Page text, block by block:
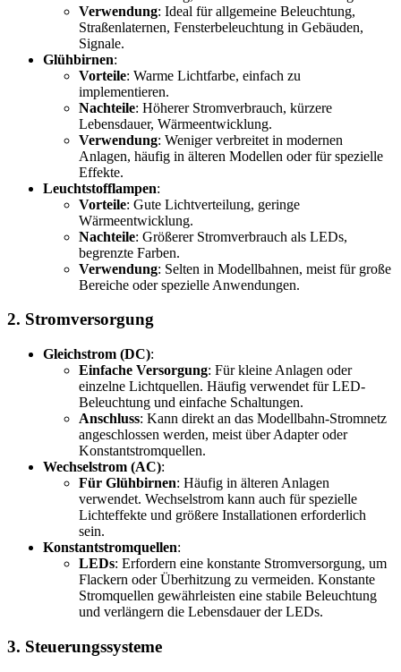
Verwendung: Ideal für allgemeine Beleuchtung,
Straßenlaternen, Fensterbeleuchtung in Gebäuden,
Signale.
Glühbirnen:
Vorteile: Warme Lichtfarbe, einfach zu
implementieren.
Nachteile: Höherer Stromverbrauch, kürzere
Lebensdauer, Wärmeentwicklung.
Verwendung: Weniger verbreitet in modernen
Anlagen, häufig in älteren Modellen oder für spezielle
Effekte.
Leuchtstofflampen:
Vorteile: Gute Lichtverteilung, geringe
Wärmeentwicklung.
Nachteile: Größerer Stromverbrauch als LEDs,
begrenzte Farben.
Verwendung: Selten in Modellbahnen, meist für große
Bereiche oder spezielle Anwendungen.
2. Stromversorgung
Gleichstrom (DC):
Einfache Versorgung: Für kleine Anlagen oder
einzelne Lichtquellen. Häufig verwendet für LED-
Beleuchtung und einfache Schaltungen.
Anschluss: Kann direkt an das Modellbahn-Stromnetz
angeschlossen werden, meist über Adapter oder
Konstantstromquellen.
Wechselstrom (AC):
Für Glühbirnen: Häufig in älteren Anlagen
verwendet. Wechselstrom kann auch für spezielle
Lichteffekte und größere Installationen erforderlich
sein.
Konstantstromquellen:
LEDs: Erfordern eine konstante Stromversorgung, um
Flackern oder Überhitzung zu vermeiden. Konstante
Stromquellen gewährleisten eine stabile Beleuchtung
und verlängern die Lebensdauer der LEDs.
3. Steuerungssysteme